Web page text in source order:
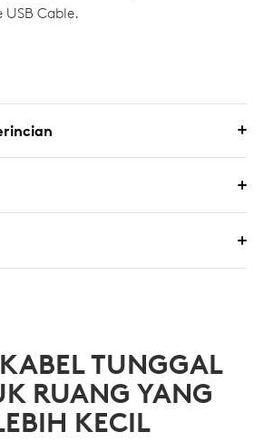
Cable.
TUNGGAL
RUANG YANG
KECIL